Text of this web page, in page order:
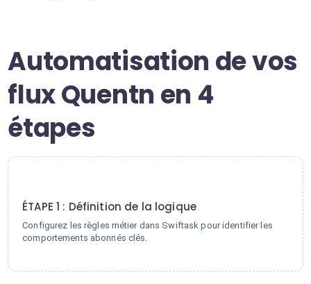
Automatisation de vos
flux Quentn en 4
étapes
ÉTAPE 1 : Définition de la logique
Configurez les règles métier dans Swiftask pour identifier les
comportements abonnés clés.